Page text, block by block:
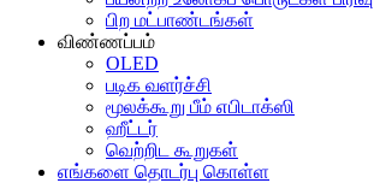
பிற மட்பாண்டங்கள்
விண்ணப்பம்
OLED
படிக வளர்ச்சி
மூலக்கூறு பீம் எபிடாக்ஸி
ஹீட்டர்
வெற்றிட கூறுகள்
எங்களை தொடர்பு கொள்ள